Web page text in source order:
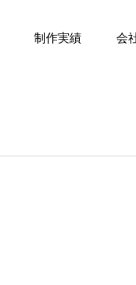
制作実績 会